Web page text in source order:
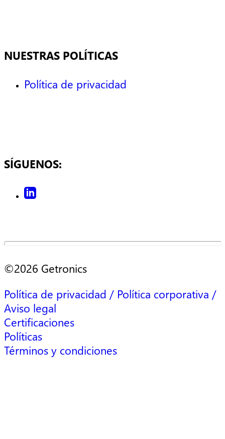
NUESTRAS POLÍTICAS
Política de privacidad
SÍGUENOS:
©2026 Getronics
Política de privacidad / Política corporativa /
Aviso legal
Certificaciones
Políticas
Términos y condiciones